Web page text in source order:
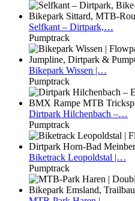
Selfkant – Dirtpark,…
Pumptrack
Bikepark Wissen |…
Pumptrack
Dirtpark Hilchenbach –…
Pumptrack
Biketrack Leopoldstal |…
Pumptrack